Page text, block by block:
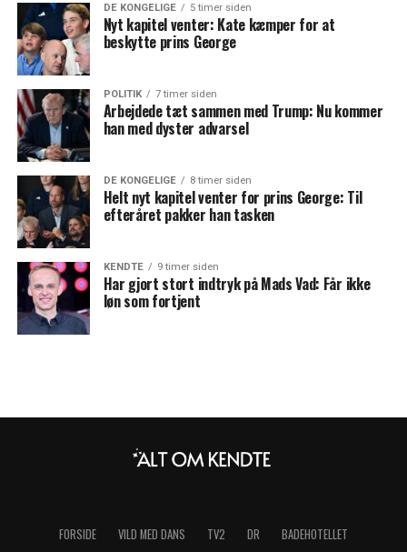
DE KONGELIGE 5 timer siden
Nyt kapitel venter: Kate kæmper for at
beskytte prins George
POLITIK 7 timer siden
Arbejdede tæt sammen med Trump: Nu kommer
han med dyster advarsel
DE KONGELIGE 8 timer siden
Helt nyt kapitel venter for prins George: Til
efteråret pakker han tasken
KENDTE 9 timer siden
Har gjort stort indtryk på Mads Vad: Får ikke
løn som fortjent
FORSIDE VILD MED DANS TV2 DR
BADEHOTELLET